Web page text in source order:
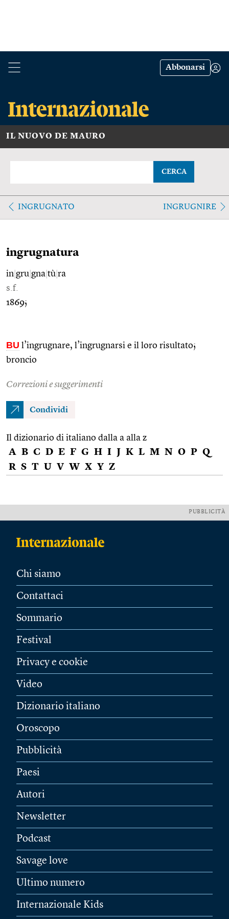
Abbonarsi
IL NUOVO DE MAURO
CERCA
INGRUGNATO INGRUGNIRE
ingrugnatura
in gru gna tù ra
s.f.
1869;
BU l’ingrugnare, l’ingrugnarsi e il loro risultato;
broncio
Correzioni e suggerimenti
Condividi
Il dizionario di italiano dalla a alla z
A B C D E F G H I J K L M N O P Q
R S T U V W X Y Z
PUBBLICITÀ
Chi siamo
Contattaci
Sommario
Festival
Privacy e cookie
Video
Dizionario italiano
Oroscopo
Pubblicità
Paesi
Autori
Newsletter
Podcast
Savage love
Ultimo numero
Internazionale Kids